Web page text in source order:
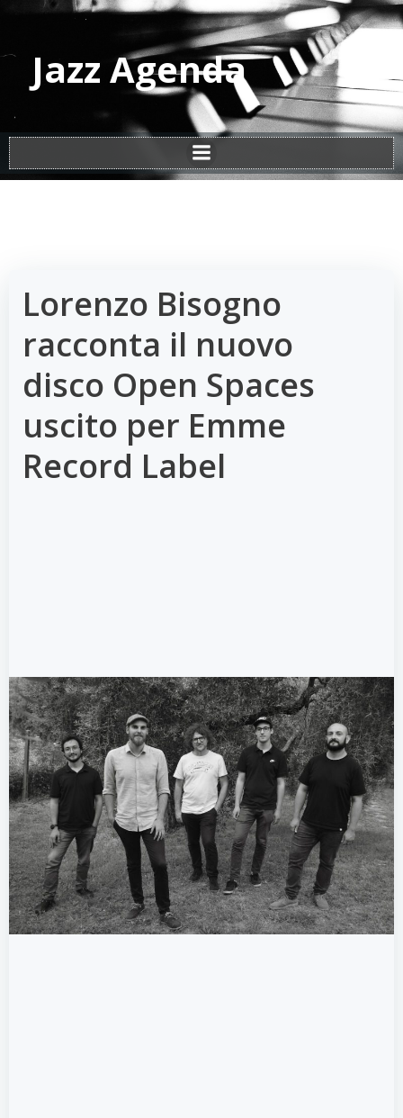
Vai
al
contenuto
Jazz Agenda
Lorenzo Bisogno
racconta il nuovo
disco Open Spaces
uscito per Emme
Record Label